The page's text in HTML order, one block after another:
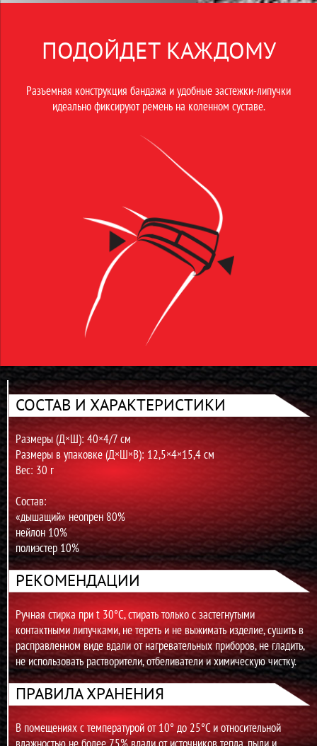
ПОДОЙДЕТ КАЖДОМУ
Разъемная конструкция бандажа и удобные застежки-липучки
идеально фиксируют ремень на коленном суставе.
СОСТАВ И ХАРАКТЕРИСТИКИ
Размеры (Д×Ш): 40×4/7 см
Размеры в упаковке (Д×Ш×В): 12,5×4×15,4 см
Вес: 30 г
Состав:
«дышащий» неопрен 80%
нейлон 10%
полиэстер 10%
РЕКОМЕНДАЦИИ
Ручная стирка при t 30°С, стирать только с застегнутыми
контактными липучками, не тереть и не выжимать изделие, сушить в
расправленном виде вдали от нагревательных приборов, не гладить,
не использовать растворители, отбеливатели и химическую чистку.
ПРАВИЛА ХРАНЕНИЯ
В помещениях с температурой от 10° до 25°С и относительной